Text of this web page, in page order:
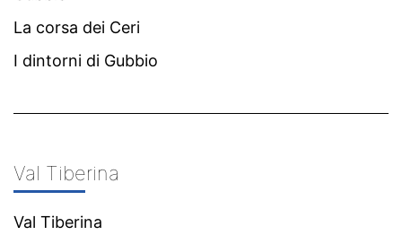
La corsa dei Ceri
I dintorni di Gubbio
Val Tiberina
Val Tiberina